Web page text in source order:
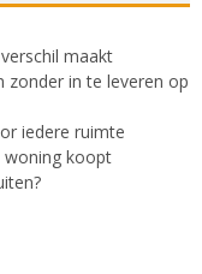
maakt
zonder in te leveren op
iedere ruimte
koopt